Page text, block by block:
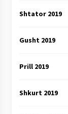
Shtator 2019
Gusht 2019
Prill 2019
Shkurt 2019